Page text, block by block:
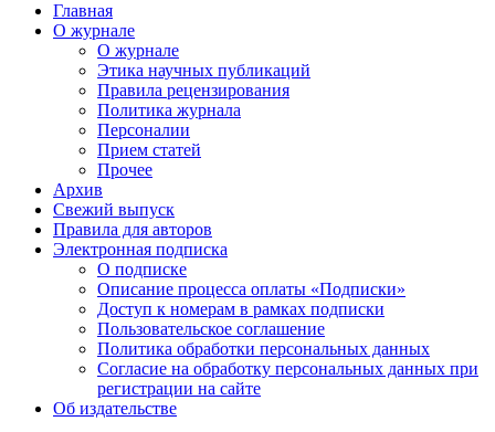
Главная
О журнале
О журнале
Этика научных публикаций
Правила рецензирования
Политика журнала
Персоналии
Прием статей
Прочее
Архив
Свежий выпуск
Правила для авторов
Электронная подписка
О подписке
Описание процесса оплаты «Подписки»
Доступ к номерам в рамках подписки
Пользовательское соглашение
Политика обработки персональных данных
Согласие на обработку персональных данных при
регистрации на сайте
Об издательстве